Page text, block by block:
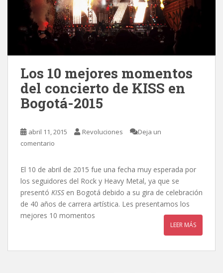
Los 10 mejores momentos
del concierto de KISS en
Bogotá-2015
abril 11, 2015 Revoluciones
Deja un
comentario
El 10 de abril de 2015 fue una fecha muy esperada por
los seguidores del Rock y Heavy Metal, ya que se
presentó KISS en Bogotá debido a su gira de celebración
de 40 años de carrera artística. Les presentamos los
mejores 10 momentos
LEER MÁS